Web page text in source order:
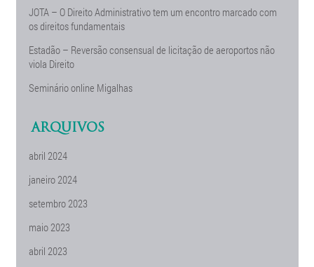
JOTA – O Direito Administrativo tem um encontro marcado com
os direitos fundamentais
Estadão – Reversão consensual de licitação de aeroportos não
viola Direito
Seminário online Migalhas
ARQUIVOS
abril 2024
janeiro 2024
setembro 2023
maio 2023
abril 2023